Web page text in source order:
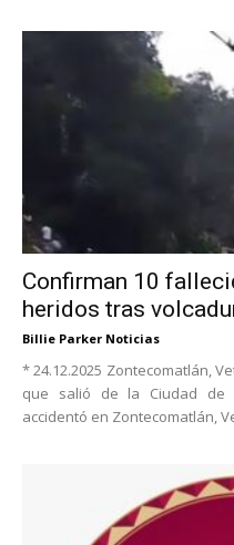
Confirman 10
heridos tras
Billie Parker Noticias
* 24.12.2025 Zontecomatlán,
que salió de la Ciudad de
accidentó en Zontecomatlán,